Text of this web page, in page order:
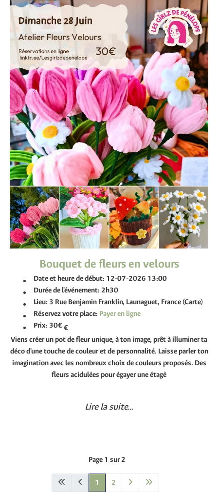
Bouquet de fleurs en velours
Date et heure de début: 12-07-2026 13:00
Durée de l'événement: 2h30
Lieu: 3 Rue Benjamin Franklin, Launaguet, France (Carte)
Réservez votre place:
Prix: 30€€
Viens créer un pot de fleur unique, à ton image, prêt à illuminer ta
déco d'une touche de couleur et de personnalité. Laisse parler ton
imagination avec les nombreux choix de couleurs proposés. Des
fleurs acidulées pour égayer une étagè
Lire la suite...
Page 1 sur 2
1 2